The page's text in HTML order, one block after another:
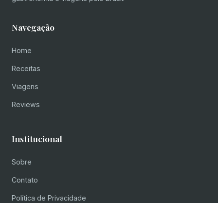
Navegação
Home
Receitas
Viagens
Reviews
Institucional
Sobre
Contato
Política de Privacidade